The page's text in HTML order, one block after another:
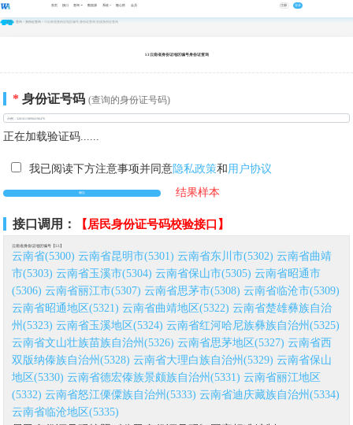
首页 接口 查询 数据源 系统 随心搭 会员 注册 登录
首页>查询 > 身份证查询 > 53云南省身份证地区编号-身份证查询-在线身份证查询
53云南省身份证地区编号身份证查询
* 身份证号码(查询的身份证号码)
正在加载验证码......
我已阅读下方注意事项并同意隐私政策和 用户协议
结果样本
接口调用： 【居民身份证号码校验接口】
云南省身份证地区编号【53】
云南省(5300) 云南省昆明市(5301) 云南省东川市(5302) 云南省曲靖
市(5303) 云南省玉溪市(5304) 云南省保山市(5305) 云南省昭通市
(5306) 云南省丽江市(5307) 云南省思茅市(5308) 云南省临沧市(5309)
云南省昭通地区(5321) 云南省曲靖地区(5322) 云南省楚雄彝族自治
州(5323) 云南省玉溪地区(5324) 云南省红河哈尼族彝族自治州(5325)
云南省文山壮族苗族自治州(5326) 云南省思茅地区(5327) 云南省西
双版纳傣族自治州(5328) 云南省大理白族自治州(5329) 云南省保山
地区(5330) 云南省德宏傣族景颇族自治州(5331) 云南省丽江地区
(5332) 云南省怒江傈僳族自治州(5333) 云南省迪庆藏族自治州(5334)
云南省临沧地区(5335)